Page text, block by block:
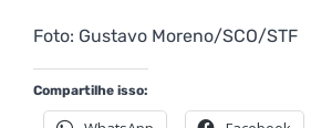
Foto: Gustavo Moreno/SCO/STF
Compartilhe isso: